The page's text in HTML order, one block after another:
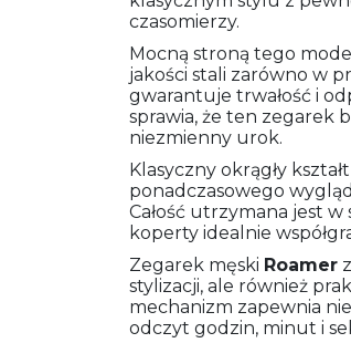
czasomierzy.
Mocną stroną tego
jakości stali zarówno w
gwarantuje trwałość i
sprawia, że ten zegarek
niezmienny urok.
Klasyczny okrągły
ponadczasowego
Całość utrzymana jest
koperty idealnie
Zegarek męski Roamer
stylizacji, ale również
mechanizm zapewnia
odczyt godzin, minut i